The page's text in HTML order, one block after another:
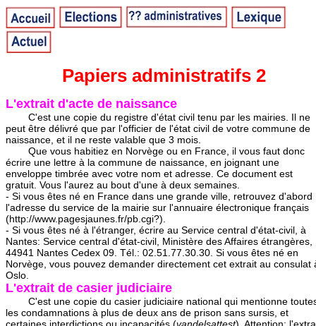
Papiers administratifs 2
L'extrait d'acte de naissance
C'est une copie du registre d'état civil tenu par les mairies. Il ne
peut être délivré que par l'officier de l'état civil de votre commune de
naissance, et il ne reste valable que 3 mois.
Que vous habitiez en Norvège ou en France, il vous faut donc
écrire une lettre à la commune de naissance, en joignant une
enveloppe timbrée avec votre nom et adresse. Ce document est
gratuit. Vous l'aurez au bout d'une à deux semaines.
- Si vous êtes né en France dans une grande ville, retrouvez d'abord
l'adresse du service de la mairie sur l'annuaire électronique français
(http://www.pagesjaunes.fr/pb.cgi?).
- Si vous êtes né à l'étranger, écrire au Service central d'état-civil, à
Nantes: Service central d'état-civil, Ministère des Affaires étrangères,
44941 Nantes Cedex 09. Tél.: 02.51.77.30.30. Si vous êtes né en
Norvège, vous pouvez demander directement cet extrait au consulat
Oslo.
L'extrait de casier judiciaire
C'est une copie du casier judiciaire national qui mentionne
les condamnations à plus de deux ans de prison sans sursis, et